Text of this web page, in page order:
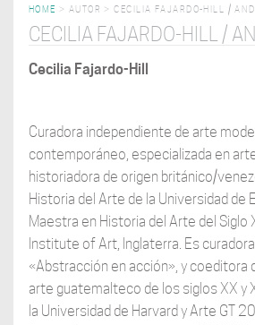
HOME > AUTOR >CECILIA FAJARDO-HILL /
CECILIA FAJARDO-HILL /
Cecilia Fajardo-Hill
Curadora independiente de arte
contemporáneo, especializada en
historiadora de origen británico/
Historia del Arte de la Universidad de
Maestra en Historia del Arte del Siglo
Institute of Art, Inglaterra. Es
«Abstracción en acción», y coeditora
arte guatemalteco de los siglos XX y
la Universidad de Harvard y Arte GT